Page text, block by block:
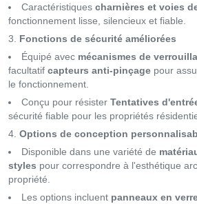
Caractéristiques charnières et voies
fonctionnement lisse, silencieux et fiable.
Fonctions de sécurité améliorées
Équipé avec mécanismes de
facultatif capteurs anti-pinçage pour
le fonctionnement.
Conçu pour résister Tentatives
sécurité fiable pour les propriétés
Options de conception
Disponible dans une variété de
styles pour correspondre à l'esthétique
propriété.
Les options incluent panneaux en